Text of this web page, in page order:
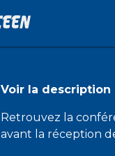
Voir la description
Retrouvez la
avant la réception